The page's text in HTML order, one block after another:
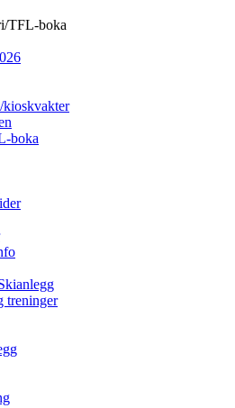
TFL-boka
kioskvakter
boka
treninger